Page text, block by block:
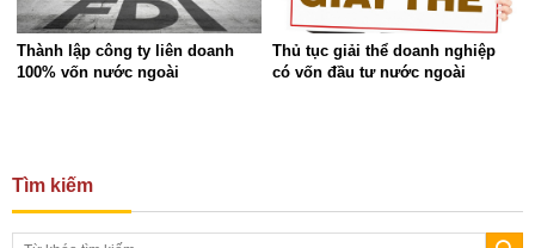
Thành lập công ty liên doanh
100% vốn nước ngoài
Thủ tục giải thể doanh nghiệp
có vốn đầu tư nước ngoài
Tìm kiếm